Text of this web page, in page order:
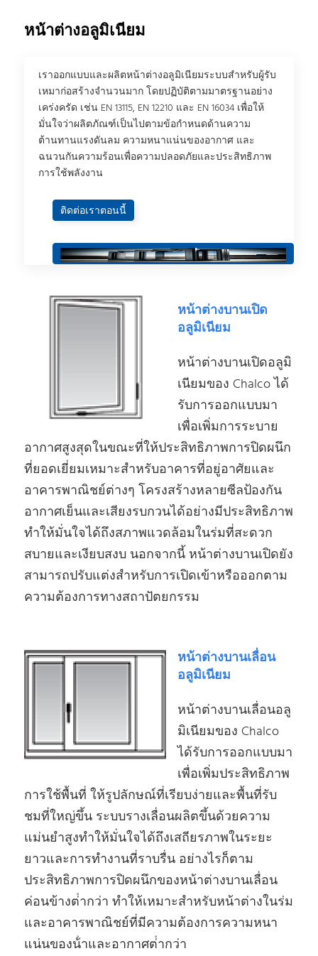
หน้าต่างอลูมิเนียม
เราออกแบบและผลิตหน้าต่างอลูมิเนียมระบบสําหรับผู้รับ
เหมาก่อสร้างจํานวนมาก โดยปฏิบัติตามมาตรฐานอย่าง
เคร่งครัด เช่น EN 13115, EN 12210 และ EN 16034 เพื่อให้
มั่นใจว่าผลิตภัณฑ์เป็นไปตามข้อกําหนดด้านความ
ต้านทานแรงดันลม ความหนาแน่นของอากาศ และ
ฉนวนกันความร้อนเพื่อความปลอดภัยและประสิทธิภาพ
การใช้พลังงาน
ติดต่อเราตอนนี้
หน้าต่างบานเปิด
อลูมิเนียม
หน้าต่างบานเปิดอลูมิ
เนียมของ Chalco ได้
รับการออกแบบมา
เพื่อเพิ่มการระบาย
อากาศสูงสุดในขณะที่ให้ประสิทธิภาพการปิดผนึก
ที่ยอดเยี่ยมเหมาะสําหรับอาคารที่อยู่อาศัยและ
อาคารพาณิชย์ต่างๆ โครงสร้างหลายซีลป้องกัน
อากาศเย็นและเสียงรบกวนได้อย่างมีประสิทธิภาพ
ทําให้มั่นใจได้ถึงสภาพแวดล้อมในร่มที่สะดวก
สบายและเงียบสงบ นอกจากนี้ หน้าต่างบานเปิดยัง
สามารถปรับแต่งสําหรับการเปิดเข้าหรือออกตาม
ความต้องการทางสถาปัตยกรรม
หน้าต่างบานเลื่อน
อลูมิเนียม
หน้าต่างบานเลื่อนอลู
มิเนียมของ Chalco
ได้รับการออกแบบมา
เพื่อเพิ่มประสิทธิภาพ
การใช้พื้นที่ ให้รูปลักษณ์ที่เรียบง่ายและพื้นที่รับ
ชมที่ใหญ่ขึ้น ระบบรางเลื่อนผลิตขึ้นด้วยความ
แม่นยําสูงทําให้มั่นใจได้ถึงเสถียรภาพในระยะ
ยาวและการทํางานที่ราบรื่น อย่างไรก็ตาม
ประสิทธิภาพการปิดผนึกของหน้าต่างบานเลื่อน
ค่อนข้างต่ํากว่า ทําให้เหมาะสําหรับหน้าต่างในร่ม
และอาคารพาณิชย์ที่มีความต้องการความหนา
แน่นของน้ําและอากาศต่ํากว่า